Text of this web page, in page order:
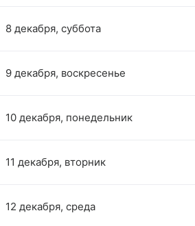
8 декабря, суббота
9 декабря, воскресенье
10 декабря, понедельник
11 декабря, вторник
12 декабря, среда